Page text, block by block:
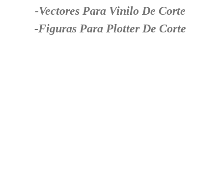
-Vectores Para Vinilo De Corte
-Figuras Para Plotter De Corte